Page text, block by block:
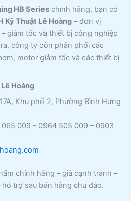
HB Series chính hãng, bạn có
Kỹ Thuật Lê Hoàng – đơn vị
giảm tốc và thiết bị công nghiệp
công ty còn phân phối các
motor giảm tốc và các thiết bị
Hoàng
Khu phố 2, Phường Bình Hưng
009 – 0964 505 009 – 0903
chính hãng – giá cạnh tranh –
trợ sau bán hàng chu đáo.